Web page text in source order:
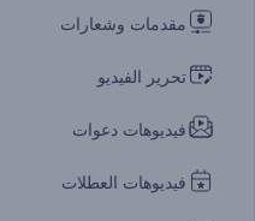
مقدمات وشعارات
تحرير الفيديو
فيديوهات دعوات
فيديوهات العطلات